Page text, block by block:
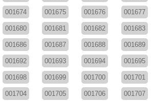
001674 001675 001676 001677
001680 001681 001682 001683
001686 001687 001688 001689
001692 001693 001694 001695
001698 001699 001700 001701
001704 001705 001706 001707